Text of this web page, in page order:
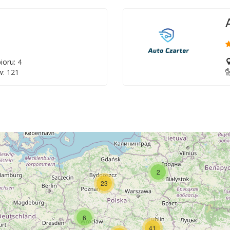
4
121
6
2
23
41